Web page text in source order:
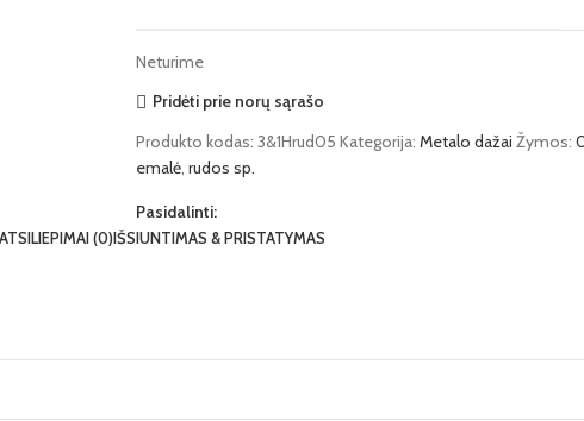
Neturime
Pridėti prie norų sąrašo
Produkto kodas: 3&1Hrud05 Kategorija: Metalo dažai Žymos:
emalė, rudos sp.
Pasidalinti:
ATSILIEPIMAI (0)IŠSIUNTIMAS & PRISTATYMAS